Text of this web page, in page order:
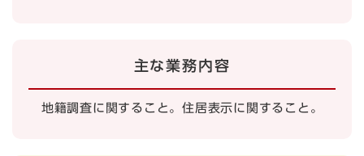
主な業務内容
地籍調査に関すること。住居表示に関すること。